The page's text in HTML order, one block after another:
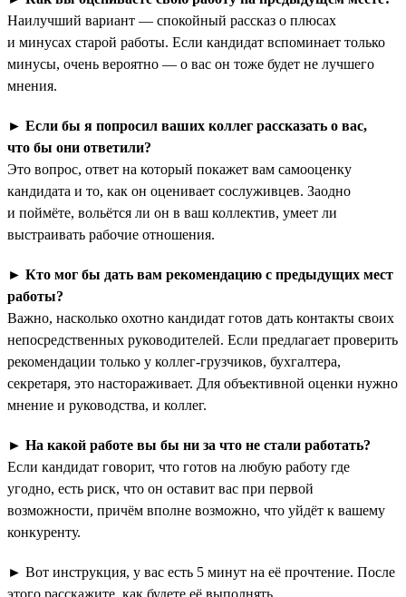
Наилучший вариант — спокойный рассказ о плюсах
и минусах старой работы. Если кандидат вспоминает только
минусы, очень вероятно — о вас он тоже будет не лучшего
мнения.
► Если бы я попросил ваших коллег рассказать о вас,
что бы они ответили?
Это вопрос, ответ на который покажет вам самооценку
кандидата и то, как он оценивает сослуживцев. Заодно
и поймёте, вольётся ли он в ваш коллектив, умеет ли
выстраивать рабочие отношения.
► Кто мог бы дать вам рекомендацию с предыдущих мест
работы?
Важно, насколько охотно кандидат готов дать контакты своих
непосредственных руководителей. Если предлагает проверить
рекомендации только у коллег-грузчиков, бухгалтера,
секретаря, это настораживает. Для объективной оценки нужно
мнение и руководства, и коллег.
► На какой работе вы бы ни за что не стали работать?
Если кандидат говорит, что готов на любую работу где
угодно, есть риск, что он оставит вас при первой
возможности, причём вполне возможно, что уйдёт к вашему
конкуренту.
► Вот инструкция, у вас есть 5 минут на её прочтение. После
этого расскажите, как будете её выполнять.